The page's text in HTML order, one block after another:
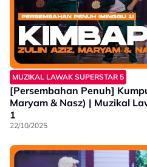
MUZIKAL LAWAK SUPERSTAR 5
[Persembahan Penuh]
Maryam & Nasz) | Muzikal Lawak Superstar 5 Minggu
1
22/10/2025